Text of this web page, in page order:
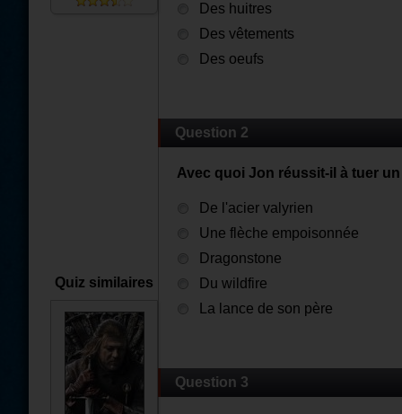
Quiz similaires
Des huitres
Des vêtements
Des oeufs
Question 2
Avec quoi Jon réussit-il à tuer
De l'acier valyrien
Une flèche empoisonnée
Dragonstone
Du wildfire
La lance de son père
Question 3